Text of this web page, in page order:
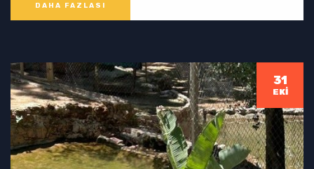
DAHA FAZLASI
31
EKI